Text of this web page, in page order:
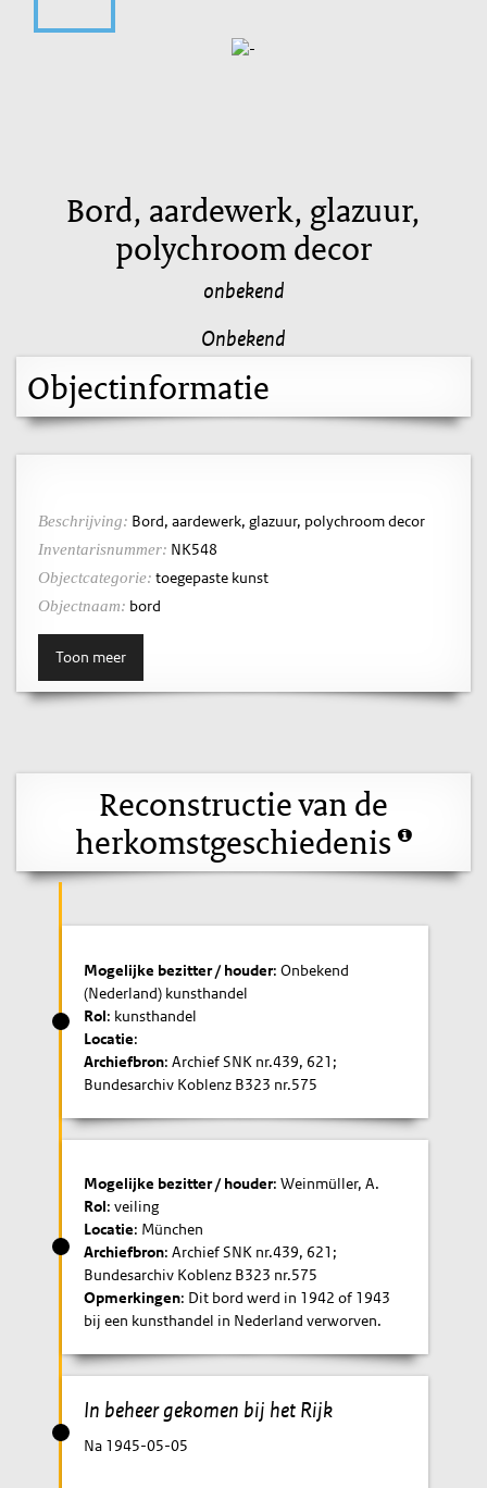
Bord, aardewerk, glazuur,
polychroom decor
onbekend
Onbekend
Objectinformatie
Beschrijving: Bord, aardewerk, glazuur, polychroom decor
Inventarisnummer: NK548
Objectcategorie: toegepaste kunst
Objectnaam: bord
Toon meer
Reconstructie van de
herkomstgeschiedenis
Mogelijke bezitter / houder: Onbekend
(Nederland) kunsthandel
Rol: kunsthandel
Locatie:
Archiefbron: Archief SNK nr.439, 621;
Bundesarchiv Koblenz B323 nr.575
Mogelijke bezitter / houder: Weinmüller, A.
Rol: veiling
Locatie: München
Archiefbron: Archief SNK nr.439, 621;
Bundesarchiv Koblenz B323 nr.575
Opmerkingen: Dit bord werd in 1942 of 1943
bij een kunsthandel in Nederland verworven.
In beheer gekomen bij het Rijk
Na 1945-05-05